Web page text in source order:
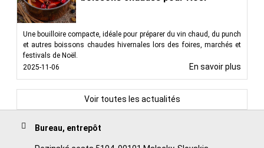
Une bouilloire compacte, idéale pour préparer du vin chaud, du punch
et autres boissons chaudes hivernales lors des foires, marchés et
festivals de Noël.
2025-11-06
En savoir plus
Voir toutes les actualités
Bureau, entrepôt